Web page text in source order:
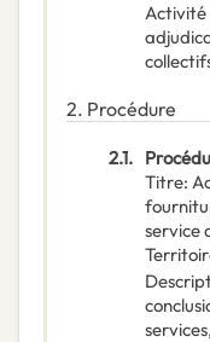
Activité
2. Procédure
2.1.
Titre:
service